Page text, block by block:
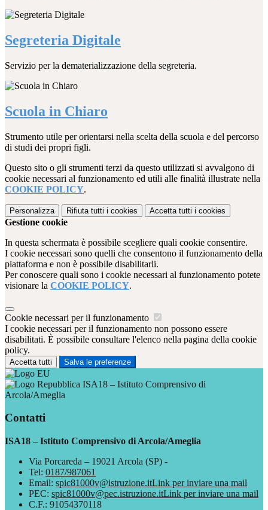
Segreteria Digitale
Servizio per la dematerializzazione della segreteria.
Scuola in Chiaro
Strumento utile per orientarsi nella scelta della scuola e del percorso
di studi dei propri figli.
Questo sito o gli strumenti terzi da questo utilizzati si avvalgono di
cookie necessari al funzionamento ed utili alle finalità illustrate nella
COOKIE POLICY.
Personalizza Rifiuta tutti i cookies Accetta tutti i cookies
Gestione cookie
In questa schermata è possibile scegliere quali cookie consentire.
I cookie necessari sono quelli che consentono il funzionamento della
piattaforma e non è possibile disabilitarli.
Per conoscere quali sono i cookie necessari al funzionamento potete
visionare la COOKIE POLICY.
Cookie necessari per il funzionamento
I cookie necessari per il funzionamento non possono essere
disabilitati. È possibile consultare l'elenco nella pagina della cookie
policy.
Accetta tutti Salva le preferenze
ISA18 – Istituto Comprensivo di
Arcola/Ameglia
Contatti
ISA18 – Istituto Comprensivo di Arcola/Ameglia
Via Porcareda – 19021 Arcola (SP) -
Tel: 0187/987061
Email: spic81000v@istruzione.itLink per inviare una mail
PEC: spic81000v@pec.istruzione.itLink per inviare una mail
C.F.: 91054370118